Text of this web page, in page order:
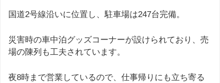
国道2号線沿いに位置し、駐車場は247台完備。
災害時の車中泊グッズコーナーが設けられており、売
場の陳列も工夫されています。
夜8時まで営業しているので、仕事帰りにも立ち寄る